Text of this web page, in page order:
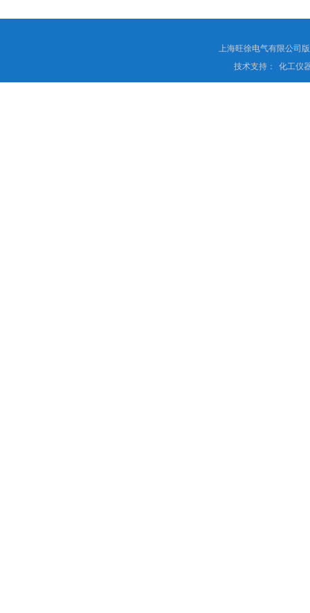
上海旺徐电气有限公司
技术支持：
化工仪